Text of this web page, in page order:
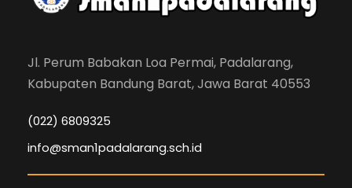
Jl. Perum Babakan Loa Permai, Padalarang,
Kabupaten Bandung Barat, Jawa Barat 40553
(022) 6809325
info@sman1padalarang.sch.id